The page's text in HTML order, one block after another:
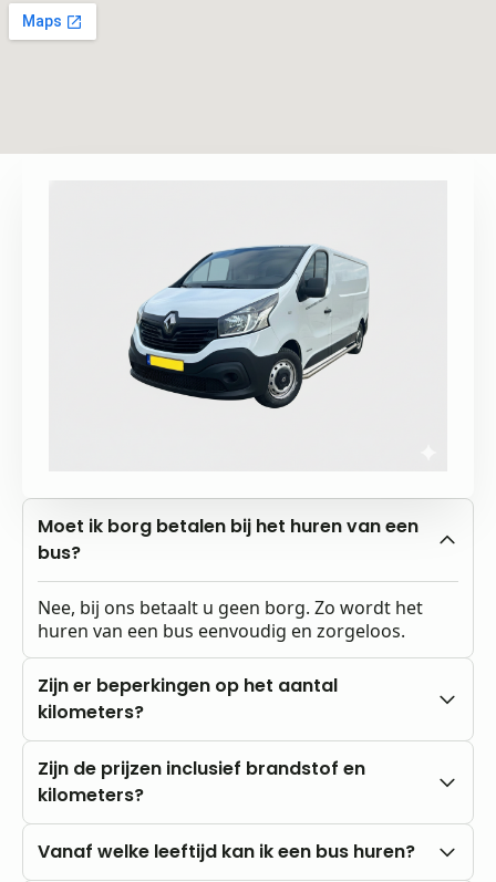
Moet ik borg betalen bij het huren van een
bus?
Nee, bij ons betaalt u geen borg. Zo wordt het
huren van een bus eenvoudig en zorgeloos.
Zijn er beperkingen op het aantal
kilometers?
Nee, u rijdt altijd met onbeperkte kilometers.
Zijn de prijzen inclusief brandstof en
kilometers?
Onze prijzen zijn altijd inclusief btw en
Vanaf welke leeftijd kan ik een bus huren?